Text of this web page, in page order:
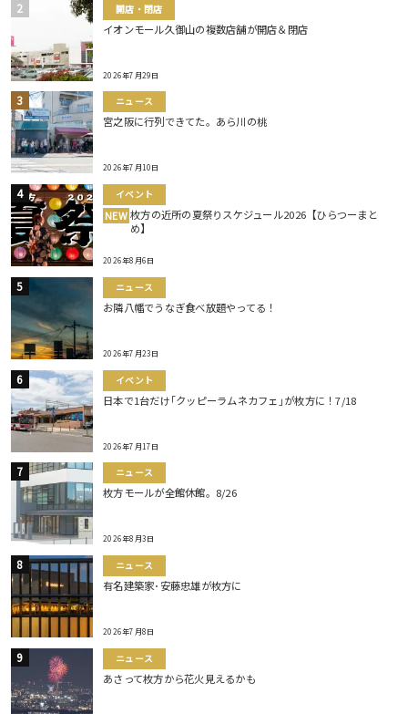
開店・閉店
イオンモール久御山の複数店舗が開店＆閉店
2026年7月29日
ニュース
宮之阪に行列できてた。あら川の桃
2026年7月10日
イベント
NEW 枚方の近所の夏祭りスケジュール2026【ひらつーまと
め】
2026年8月6日
ニュース
お隣八幡でうなぎ食べ放題やってる！
2026年7月23日
イベント
日本で1台だけ｢クッピーラムネカフェ｣が枚方に！7/18
2026年7月17日
ニュース
枚方モールが全館休館。8/26
2026年8月3日
ニュース
有名建築家･安藤忠雄が枚方に
2026年7月8日
ニュース
あさって枚方から花火見えるかも